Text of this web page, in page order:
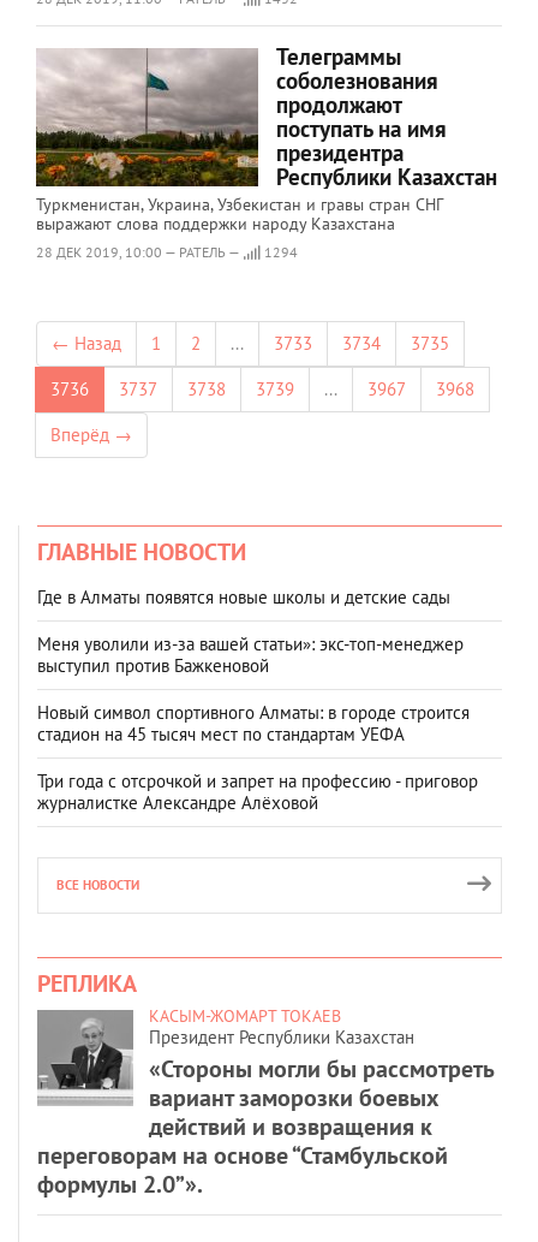
Телеграммы
соболезнования
продолжают
поступать на имя
президентра
Республики Казахстан
Туркменистан, Украина, Узбекистан и гравы стран СНГ
выражают слова поддержки народу Казахстана
28 ДЕК 2019, 10:00 — РАТЕЛЬ — 1294
← Назад 1 2 ... 3733 3734
3735
3736
3737 3738 3739 ... 3967
3968
Вперёд →
ГЛАВНЫЕ НОВОСТИ
Где в Алматы появятся новые школы и детские сады
Меня уволили из-за вашей статьи»: экс-топ-менеджер
выступил против Бажкеновой
Новый символ спортивного Алматы: в городе строится
стадион на 45 тысяч мест по стандартам УЕФА
Три года с отсрочкой и запрет на профессию - приговор
журналистке Александре Алёховой
ВСЕ НОВОСТИ
РЕПЛИКА
КАСЫМ-ЖОМАРТ ТОКАЕВ
Президент Республики Казахстан
«Стороны могли бы рассмотреть
вариант заморозки боевых
действий и возвращения к
переговорам на основе “Стамбульской
формулы 2.0”».